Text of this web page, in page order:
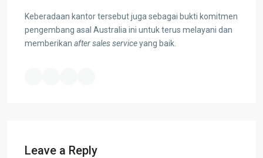
Keberadaan kantor tersebut juga sebagai bukti komitmen
pengembang asal Australia ini untuk terus melayani dan
memberikan after sales serviceyang baik.
Leave a Reply